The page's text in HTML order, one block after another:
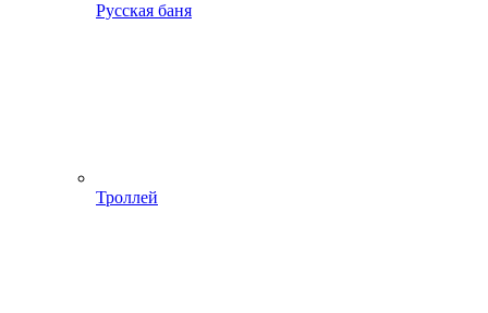
Русская баня
Троллей